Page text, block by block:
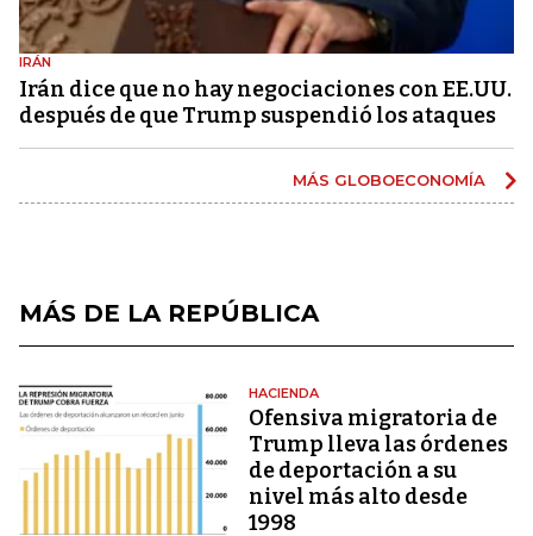
IRÁN
Irán dice que no hay negociaciones con EE.UU.
después de que Trump suspendió los ataques
MÁS GLOBOECONOMÍA
MÁS DE LA REPÚBLICA
HACIENDA
Ofensiva migratoria de
Trump lleva las órdenes
de deportación a su
nivel más alto desde
1998